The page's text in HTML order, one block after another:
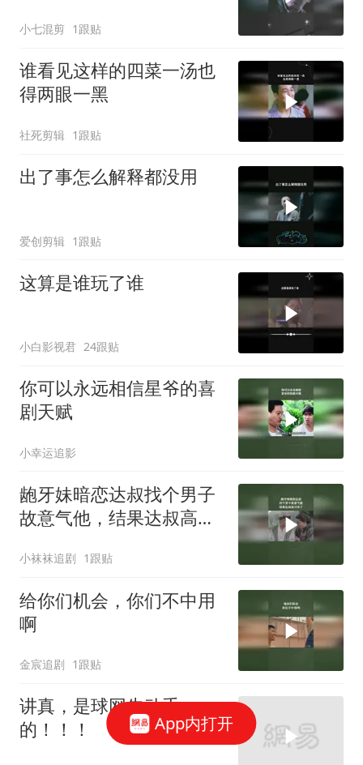
小七混剪 1跟贴
谁看见这样的四菜一汤也
得两眼一黑
社死剪辑 1跟贴
出了事怎么解释都没用
爱创剪辑 1跟贴
这算是谁玩了谁
小白影视君 24跟贴
你可以永远相信星爷的喜
剧天赋
小幸运追影
龅牙妹暗恋达叔找个男子
故意气他，结果达叔高兴
小袜袜追剧 1跟贴
给你们机会，你们不中用
啊
金宸追剧 1跟贴
讲真，是球网先动手
的！！！
App内打开